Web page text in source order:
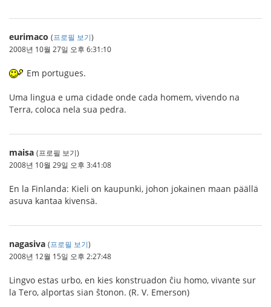
eurimaco (프로필 보기)
2008년 10월 27일 오후 6:31:10
Em portugues.
Uma lingua e uma cidade onde cada homem, vivendo na
Terra, coloca nela sua pedra.
maisa (프로필 보기)
2008년 10월 29일 오후 3:41:08
En la Finlanda: Kieli on kaupunki, johon jokainen maan päällä
asuva kantaa kivensä.
nagasiva (프로필 보기)
2008년 12월 15일 오후 2:27:48
Lingvo estas urbo, en kies konstruadon ĉiu homo, vivante sur
la Tero, alportas sian ŝtonon. (R. V. Emerson)